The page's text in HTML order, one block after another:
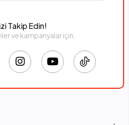
Takip Edin!
ve kampanyalar için,